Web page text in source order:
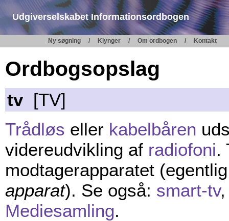
Udgiverselskabet Informationsordbogen
Ny søgning Klynger Om ordbogen Kontakt
Ordbogsopslag
tv[TV]
Trådløs eller kabelbåren
videreudvikling af radiofoni.
modtagerapparatet
apparat). Se også: smart-tv
Mediesamling.